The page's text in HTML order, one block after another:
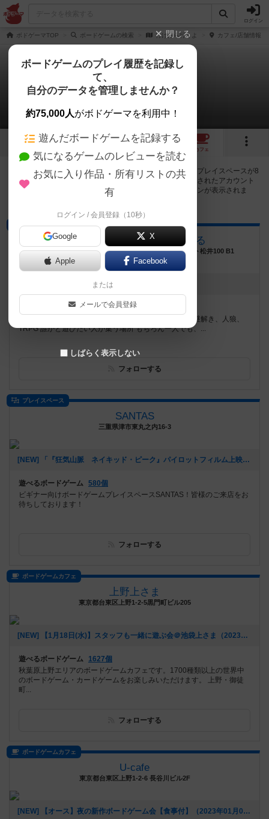
ログイン
ボドゲーマTOP ボードゲームの検索 行けたら行くよ カフェ/店舗情報
行けたら行くよ
8店のカフェ/スペースが提供中
2 1
カフェ
行けたら行くよで遊ぶことができるボードゲームカフェ・プレイスペースが8
店登録されています。公開プロフィールの都道府県が設定されたアカウント
でログインすると、同じ都道府県内の店舗に絞り込むボタンが表示されま
ボードゲームカフェ
かくれがゲームカフェ ゆこる
北海道札幌市中央区南１条西５丁目１６ プレジデント松井100 B1
お知らせはありません
遊べるボードゲーム
1165個
「ゆっくり こっそり 遊べるお店」 ボードゲーム、謎解き、人狼、
TRPG 誰かと遊びたい人が集う場所 もちろん一人でも、...
フォローする
プレイスペース
SANTAS
三重県津市東丸之内16-3
[NEW] 「『狂気山脈 ネイキッド・ピーク』パイロットフィルム上映会 ＆ トークイベント in 津市久居アルスプラザ」関連企画 マーダーミステリー「狂気山脈」会（2023年03月15日 18時43分）
遊べるボードゲーム 580個
ビギナー向けボードゲームプレイスペースSANTAS！皆様のご来店をお
待ちしております！
フォローする
ボードゲームカフェ
上野上さま
東京都台東区上野1-2-5黒門町ビル205
[NEW] 【1月18日(水)】スタッフも一緒に遊ぶ会＠池袋上さま（2023年01月09日 23時09分）
遊べるボードゲーム
1627個
秋葉原上野エリアのボードゲームカフェです。1700種類以上の世界中
のボードゲーム・カードゲームをお楽しみいただけます。 上野・御徒
町...
フォローする
ボードゲームカフェ
U-cafe
東京都台東区上野1-2-6 長谷川ビル2F
[NEW] 【オース】夜の新作ボードゲーム会【食事付】（2023年01月09日 20時31分）
閉じる
ボードゲームのプレイ履歴を記録し
て、
自分のデータを管理しませんか？
約75,000人がボドゲーマを利用中！
遊んだボードゲームを記録する
気になるゲームのレビューを読む
お気に入り作品・所有リストの共
有
ログイン / 会員登録（10秒）
Google X
Apple Facebook
または
メールで会員登録
しばらく表示しない